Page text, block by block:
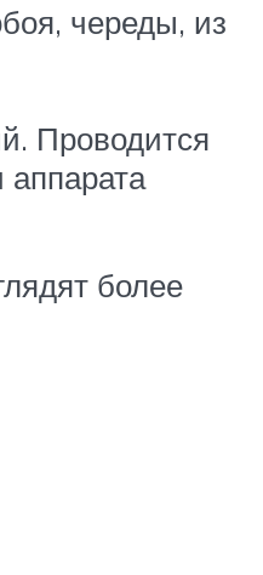
череды, из
Проводится
более